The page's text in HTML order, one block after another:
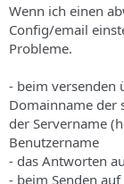
s
T
h
m
s
d
a
m
Wenn ich einen
Config/email
Probleme.
- beim versenden
Domainname der
der Servername
Benutzername
- das Antworten
- beim Senden